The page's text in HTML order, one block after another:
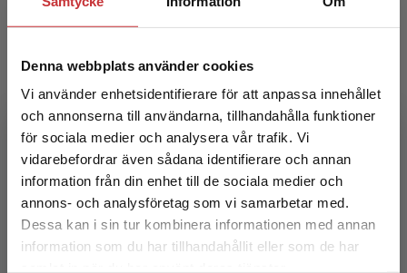
Denna webbplats använder cookies
Vi använder enhetsidentifierare för att anpassa innehållet
och annonserna till användarna, tillhandahålla funktioner
för sociala medier och analysera vår trafik. Vi
vidarebefordrar även sådana identifierare och annan
information från din enhet till de sociala medier och
annons- och analysföretag som vi samarbetar med.
Dessa kan i sin tur kombinera informationen med annan
information som du har tillhandahållit eller som de har
Begränsad fraktregion
Det verkar som att du besöker
Socialtjänstens arbete med social hållbarhet
Blom, Björn m.fl. (red.)
226 krinkl. moms
Exkl. moms: 213 kr